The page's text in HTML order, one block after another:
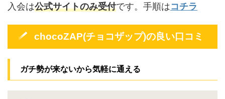
入会は公式サイトのみ受付です。手順はコチラ
chocoZAP(チョコザップ)の良い口コミ
ガチ勢が来ないから気軽に通える